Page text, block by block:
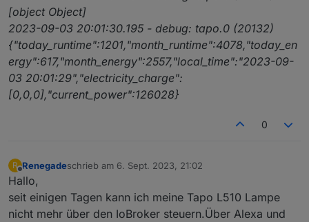
[object Object]
2023-09-03 20:01:30.195 - debug: tapo.0 (20132)
{"today_runtime":1201,"month_runtime":4078,"today_en
ergy":617,"month_energy":2557,"local_time":"2023-09-
03 20:01:29","electricity_charge":
[0,0,0],"current_power":126028}
0
R
Offline
Renegadeschrieb am 6. Sept. 2023, 21:02
zuletzt editiert von
Hallo,
seit einigen Tagen kann ich meine Tapo L510 Lampe
nicht mehr über den IoBroker steuern.Über Alexa und